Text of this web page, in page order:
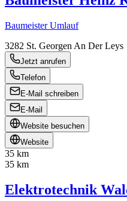
Baumeister Umlauf
3282 St. Georgen An Der Leys
Jetzt anrufen
Telefon
E-Mail schreiben
E-Mail
Website besuchen
Website
35 km
35 km
Elektrotechnik